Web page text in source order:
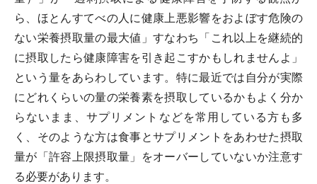
ら、ほとんすてべの人に健康上悪影響をおよぼす危険の
ない栄養摂取量の最大値」すなわち「これ以上を継続的
に摂取したら健康障害を引き起こすかもしれませんよ」
という量をあらわしています。特に最近では自分が実際
にどれくらいの量の栄養素を摂取しているかもよく分か
らないまま、サプリメントなどを常用している方も多
く、そのような方は食事とサプリメントをあわせた摂取
量が「許容上限摂取量」をオーバーしていないか注意す
る必要があります。